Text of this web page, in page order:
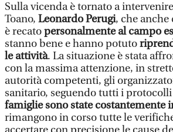
Sulla vicenda è tornato a
Toano, Leonardo Perugi, che
è recatopersonalmente al campo
stanno bene e hanno potuto
le attività. La situazione è stata
con la massima attenzione, in
autorità competenti, gli
sanitario, seguendo tutti i
famiglie sono state costantemente
rimangono in corso tutte le